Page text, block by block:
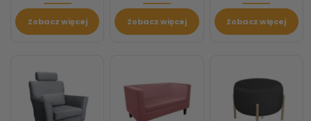
Zobacz więcej Zobacz więcej Zobacz więcej